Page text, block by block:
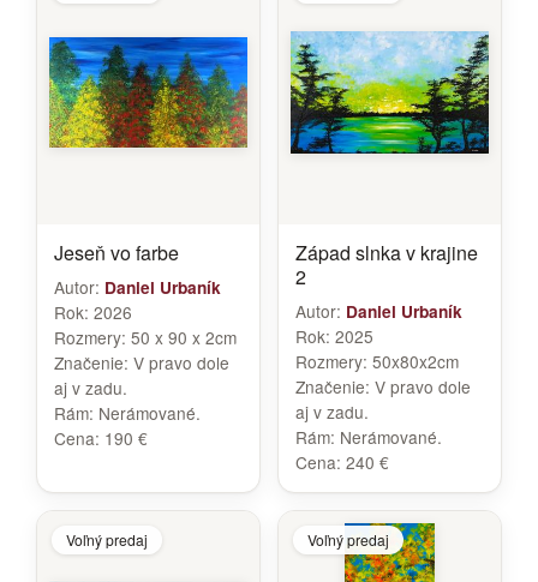
Jeseň vo farbe
Autor: Daniel Urbaník
Rok: 2026
Rozmery: 50 x 90 x 2cm
Značenie: V pravo dole
aj v zadu.
Rám: Nerámované.
Cena: 190 €
Západ slnka v krajine
2
Autor: Daniel Urbaník
Rok: 2025
Rozmery: 50x80x2cm
Značenie: V pravo dole
aj v zadu.
Rám: Nerámované.
Cena: 240 €
Voľný predaj Voľný predaj